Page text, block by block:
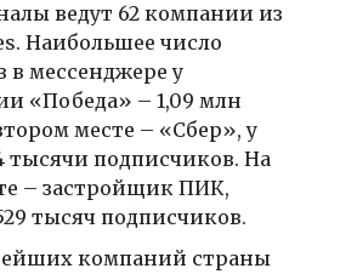
ведут 62 компании из
Наибольшее число
в мессенджере у
«Победа» – 1,09 млн
месте – «Сбер», у
тысячи подписчиков. На
– застройщик ПИК,
тысяч подписчиков.
компаний страны